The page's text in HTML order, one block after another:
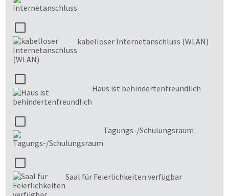
kabelloser Internetanschluss (WLAN)
Haus ist behindertenfreundlich
Tagungs-/Schulungsraum
Saal für Feierlichkeiten verfügbar